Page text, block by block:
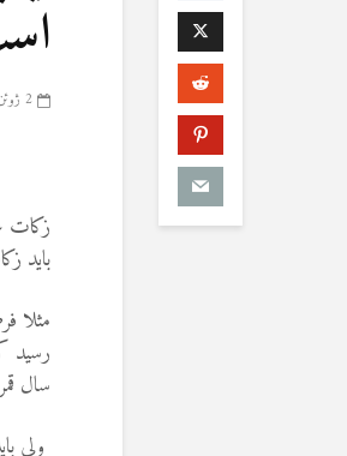
2 ژوئن 2017
زکات
باید
مثلا
رسید
سال
ولی